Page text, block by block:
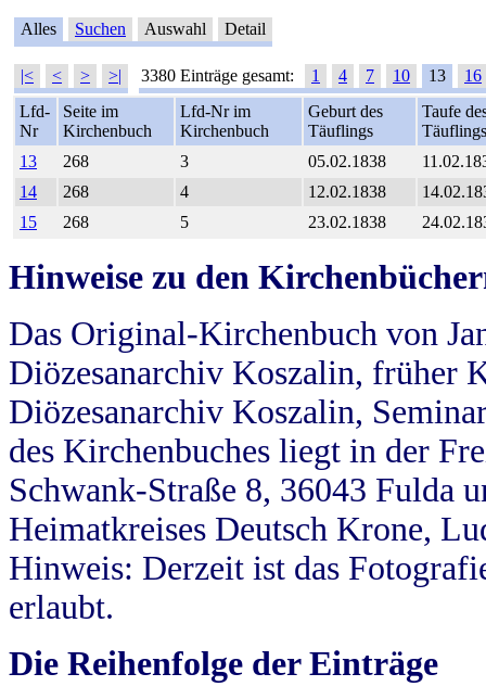
Alles Suchen Auswahl Detail
|< < > >| 3380 Einträge gesamt: 1 4 7 10 13
16
Lfd-
Nr
Seite im
Kirchenbuch
Lfd-Nr im
Kirchenbuch
Geburt des
Täuflings
Taufe
Täuflings
13
268 3 05.02.1838
14
268 4 12.02.1838
15
268 5 23.02.1838
Hinweise zu den
Das Original-Kirchenbuch von
Diözesanarchiv Koszalin, früher
Diözesanarchiv Koszalin,
des Kirchenbuches liegt in der
Schwank-Straße 8, 36043 Fulda
Heimatkreises Deutsch Krone,
Hinweis: Derzeit ist das
erlaubt.
Die Reihenfolge der Einträge